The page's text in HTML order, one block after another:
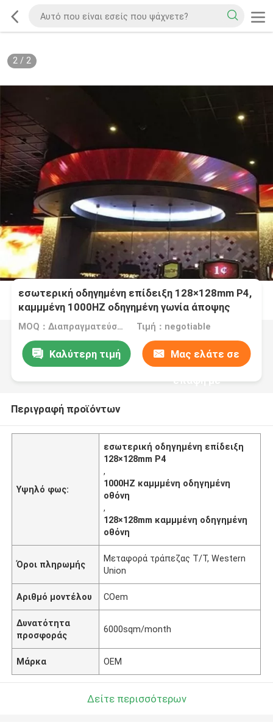
2/ 2
εσωτερική οδηγημένη επίδειξη 128×128mm P4,
καμμμένη 1000HZ οδηγημένη γωνία άποψης
οθόνης ευρεία
MOQ：Διαπραγματεύσιμος Τιμή：negotiable
Καλύτερη τιμή Μας ελάτε σε
επαφή με
Περιγραφή προϊόντων
Υψηλό φως:
εσωτερική οδηγημένη επίδειξη
128×128mm P4
,
1000HZ καμμμένη οδηγημένη
οθόνη
,
128×128mm καμμμένη οδηγημένη
οθόνη
Όροι πληρωμής
Μεταφορά τράπεζας T/T, Western
Union
Αριθμό μοντέλου COem
Δυνατότητα
προσφοράς
6000sqm/month
Μάρκα OEM
Δείτε περισσότερων